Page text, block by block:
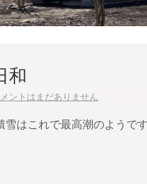
和
ントはまだありません
雪はこれで最高潮のようで